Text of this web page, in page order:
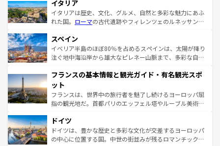
イタリア
イタリアは歴史、文化、グルメ、自然と多彩な魅力にあふ
れた国。 ローマの古代遺跡やフィレンツェのルネッサンス
ろん、トスカーナの美しい田園風景やアマルフィ海岸の絶
景など、自然景観も見逃せない。観光の合間には、本場の
ピザやパスタなど、絶品のイタリア料理を堪能することも
ませてくれるイタリアで、忘れられない旅をしてみよう！
なお、新着のイタリア情報は
しい。
スペイン
イベリア半島のほぼ80％を占めるスペインは、太陽が降り
注ぐ地中海沿岸から雄大なピレネー山脈まで、多彩な自然
文化が根付くこの国では、情熱的なフラメンコ、熱気あふ
れる闘牛、そして美味しいタパスが生活の一部となってい
る。首都マドリードの洗練された雰囲気や、バルセロナの
アートに溢れた街角から、地方では古代ローマ遺跡や中世
せる。地方によって風土や気候が異なるスペインはその個
性で訪れる人を魅了する。 なお、新着のスペイン情報は コ
ンテンツ一覧を参照してほしい。
フランスの基本情報と観光ガイド・有名観光スポ
ット
フランスは、世界中の旅行者を魅了し続けるヨーロッパ屈
指の観光地だ。首都パリのエッフェル塔やルーブル美術館
で、幅広い魅力が詰まっている。華麗な宮殿、歴史的な大
聖堂、美しいビーチ、そして豊かな自然が、訪れる者を心
から魅了する。また、フランスは美食の国としても知ら
ドイツ
ドイツは、豊かな歴史と多彩な文化が交差するヨーロッパ
の中心に位置する国。中世の街並みが残るロマンチック街